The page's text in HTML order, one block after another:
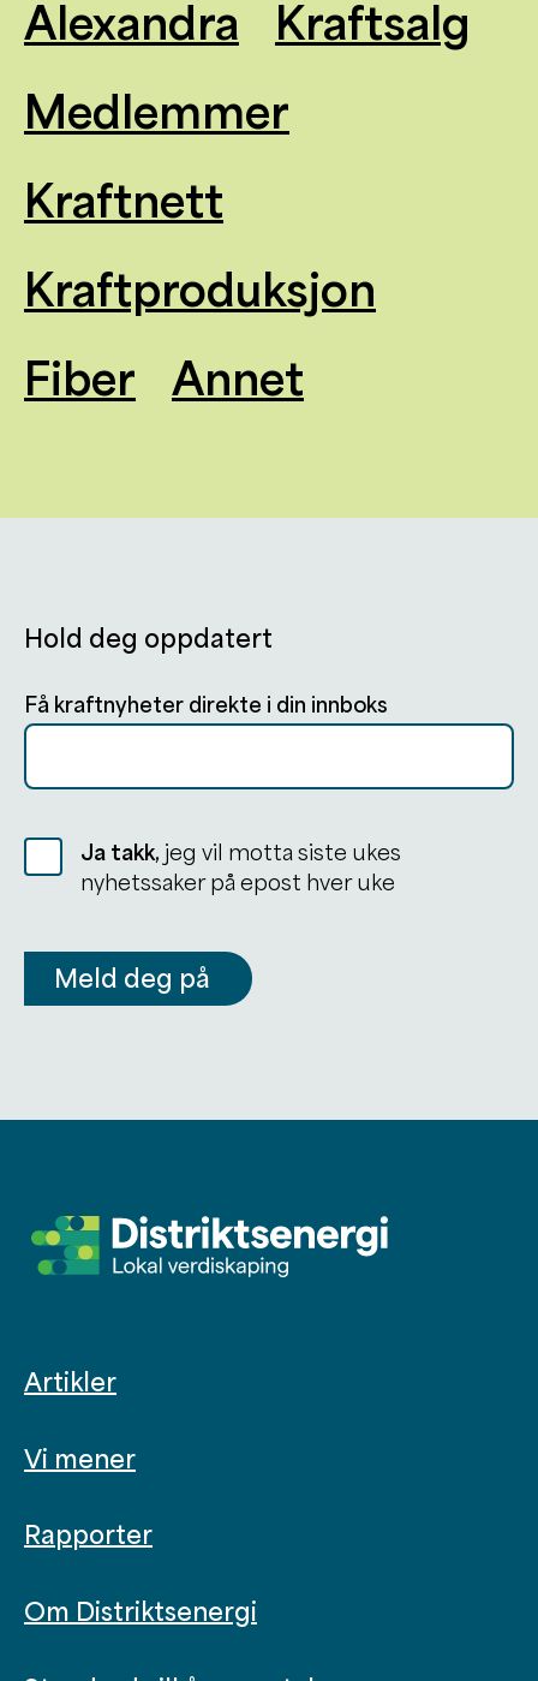
Alexandra
Kraftsalg
Medlemmer
Kraftnett
Kraftproduksjon
Fiber
Annet
Hold deg oppdatert
Få kraftnyheter direkte i din innboks
Ja takk, jeg vil motta siste ukes
nyhetssaker på epost hver uke
Meld deg på
Artikler
Vi mener
Rapporter
Om Distriktsenergi